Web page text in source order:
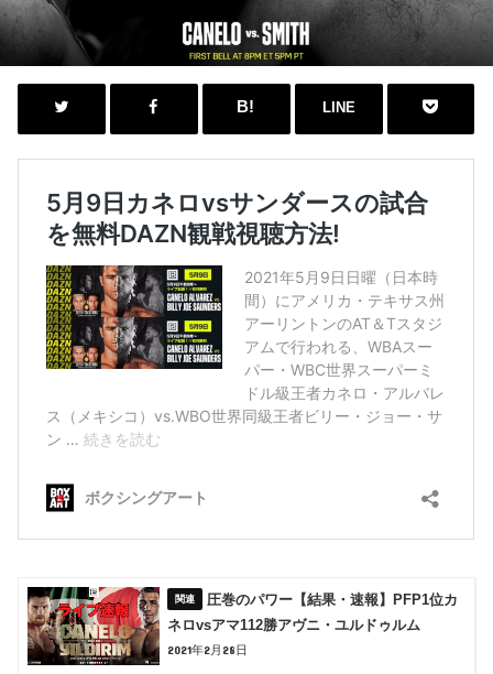
LINE
圧巻のパワー【結果・速報】PFP1位カ
ネロvsアマ112勝アヴニ・ユルドゥルム
2021年2月28日